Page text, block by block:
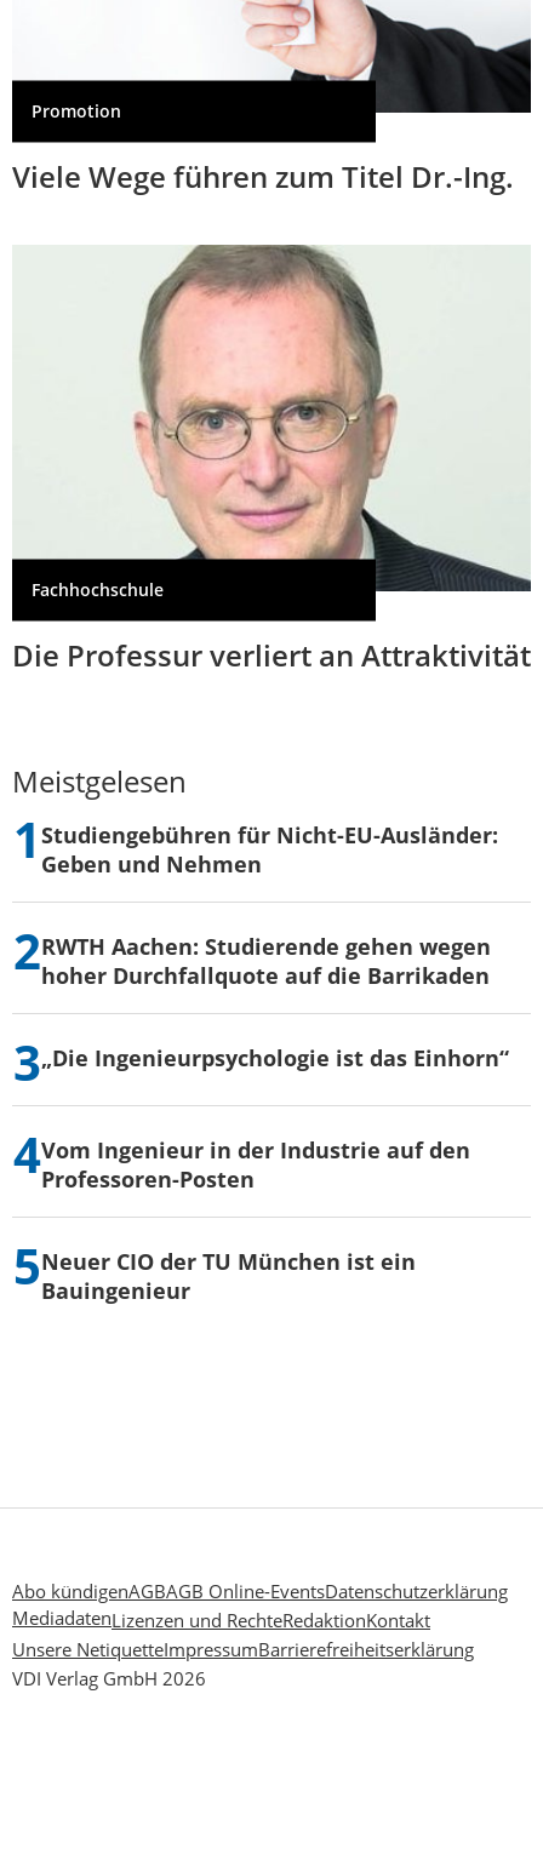
Promotion
Viele Wege führen zum Titel Dr.-Ing.
Fachhochschule
Die Professur verliert an Attraktivität
Meistgelesen
Studiengebühren für Nicht-EU-Ausländer:
Geben und Nehmen
RWTH Aachen: Studierende gehen wegen
hoher Durchfallquote auf die Barrikaden
„Die Ingenieurpsychologie ist das Einhorn“
Vom Ingenieur in der Industrie auf den
Professoren-Posten
Neuer CIO der TU München ist ein
Bauingenieur
Abo kündigenAGBAGB Online-EventsDatenschutzerklärung
MediadatenLizenzen und RechteRedaktionKontakt
Unsere NetiquetteImpressumBarrierefreiheitserklärung
VDI Verlag GmbH 2026